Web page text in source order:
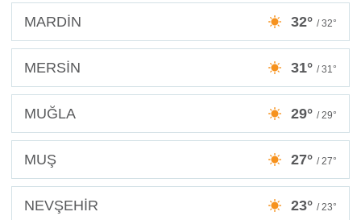
MARDİN 32° / 32°
MERSİN 31° / 31°
MUĞLA 29° / 29°
MUŞ 27° / 27°
NEVŞEHİR 23° / 23°